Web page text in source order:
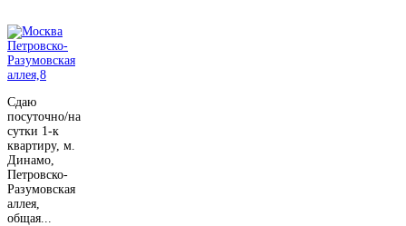
Сдаю
посуточно/на
сутки 1-к
квартиру, м.
Динамо,
Петровско-
Разумовская
аллея,
общая...